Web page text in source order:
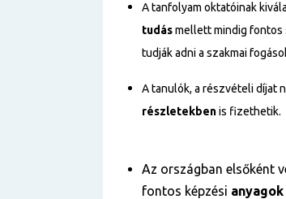
A tanfolyam oktatóinak
tudásmellett mindig fontos
tudják adni a szakmai
A tanulók, a részvételi díjat
részletekbenis fizethetik.
Az országban elsőként
fontos képzési